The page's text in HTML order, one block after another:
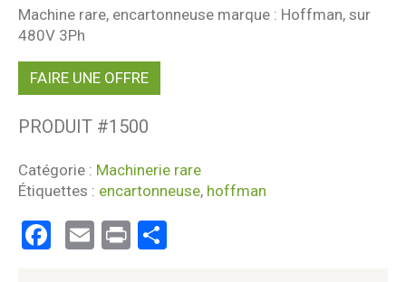
Machine rare, encartonneuse marque : Hoffman, sur
480V 3Ph
FAIRE UNE OFFRE
PRODUIT #1500
Catégorie : Machinerie rare
Étiquettes : encartonneuse, hoffman
Facebook
Email
Print